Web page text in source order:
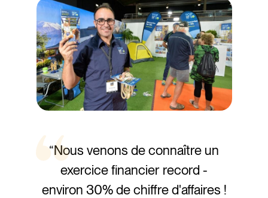
“Nous venons de connaître un
exercice financier record -
environ 30% de chiffre d'affaires !